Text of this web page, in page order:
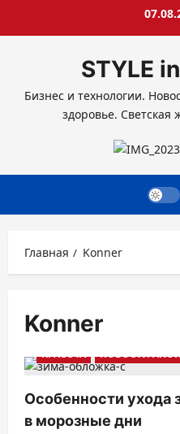
STYLE
Бизнес и технологии.
здоровье. Светская
Главная Konner
Konner
КРАСОТА НОВОСТИ
Особенности ухода
в морозные дни